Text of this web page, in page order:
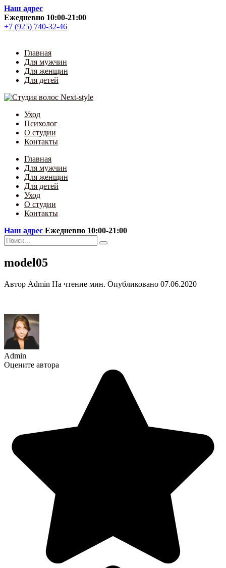
Skip
to
content
Наш адрес
Ежедневно 10:00-21:00
+7 (925) 740-32-46
Главная
Для мужчин
Для женщин
Для детей
Уход
Психолог
О студии
Контакты
Главная
Для мужчин
Для женщин
Для детей
Уход
О студии
Контакты
Наш адрес Ежедневно 10:00-21:00
Search
for:
model05
Автор Admin На чтение мин. Опубликовано 07.06.2020
Admin
Оцените автора